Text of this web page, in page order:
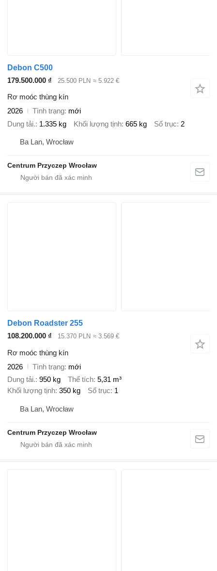
Debon C500
179.500.000 ₫
25.500 PLN ≈ 5.922 €
Rơ moóc thùng kín
2026
Tình trạng mới
Dung tải. 1.335 kg Khối lượng tịnh 665 kg Số trục 2
Ba Lan, Wrocław
Centrum Przyczep Wrocław
Debon Roadster 255
108.200.000 ₫
15.370 PLN ≈ 3.569 €
Rơ moóc thùng kín
2026
Tình trạng mới
Dung tải. 950 kg Thể tích 5,31 m³
Khối lượng tịnh 350 kg Số trục 1
Ba Lan, Wrocław
Centrum Przyczep Wrocław